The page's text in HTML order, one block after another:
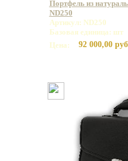
Портфель из
ND250
Артикул: ND250
Базовая единица: шт
Цена:
92 000,00